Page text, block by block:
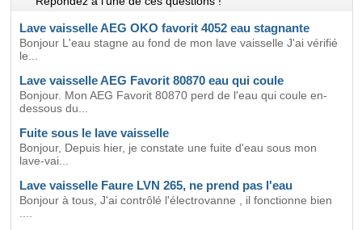
Lave vaisselle AEG OKO favorit 4052 eau stagnante
Bonjour L'eau stagne au fond de mon lave vaisselle J'ai vérifié
le...
Lave vaisselle AEG Favorit 80870 eau qui coule
Bonjour. Mon AEG Favorit 80870 perd de l'eau qui coule en-
dessous du...
Fuite sous le lave vaisselle
Bonjour, Depuis hier, je constate une fuite d'eau sous mon
lave-vai...
Lave vaisselle Faure LVN 265, ne prend pas l'eau
Bonjour à tous, J'ai contrôlé l'électrovanne , il fonctionne bien